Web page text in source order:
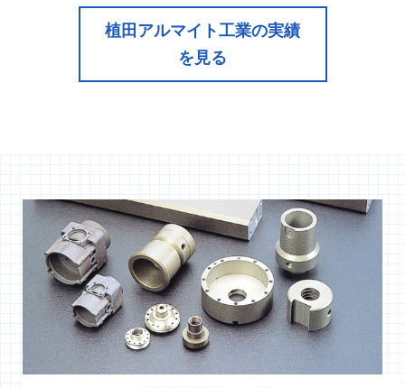
植田アルマイト工業の実績
を見る